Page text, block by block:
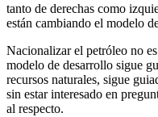
tanto de derechas como
están cambiando el modelo
Nacionalizar el petróleo no
modelo de desarrollo sigue
recursos naturales, sigue
sin estar interesado en
al respecto.